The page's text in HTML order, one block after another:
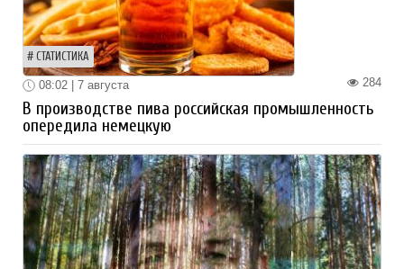
СТАТИСТИКА
284
08:02 | 7 августа
В производстве пива российская промышленность
опередила немецкую